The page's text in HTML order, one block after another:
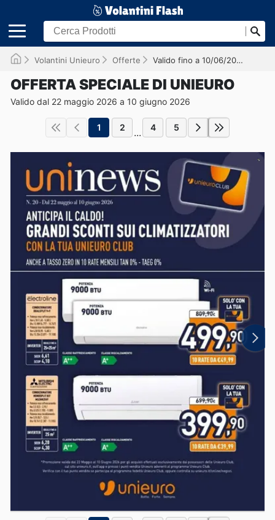
Volantini Unieuro Offerte Valido fino a 10/06/2026
OFFERTA SPECIALE DI UNIEURO
Valido dal 22 maggio 2026 a 10 giugno 2026
1 2 ... 4 5